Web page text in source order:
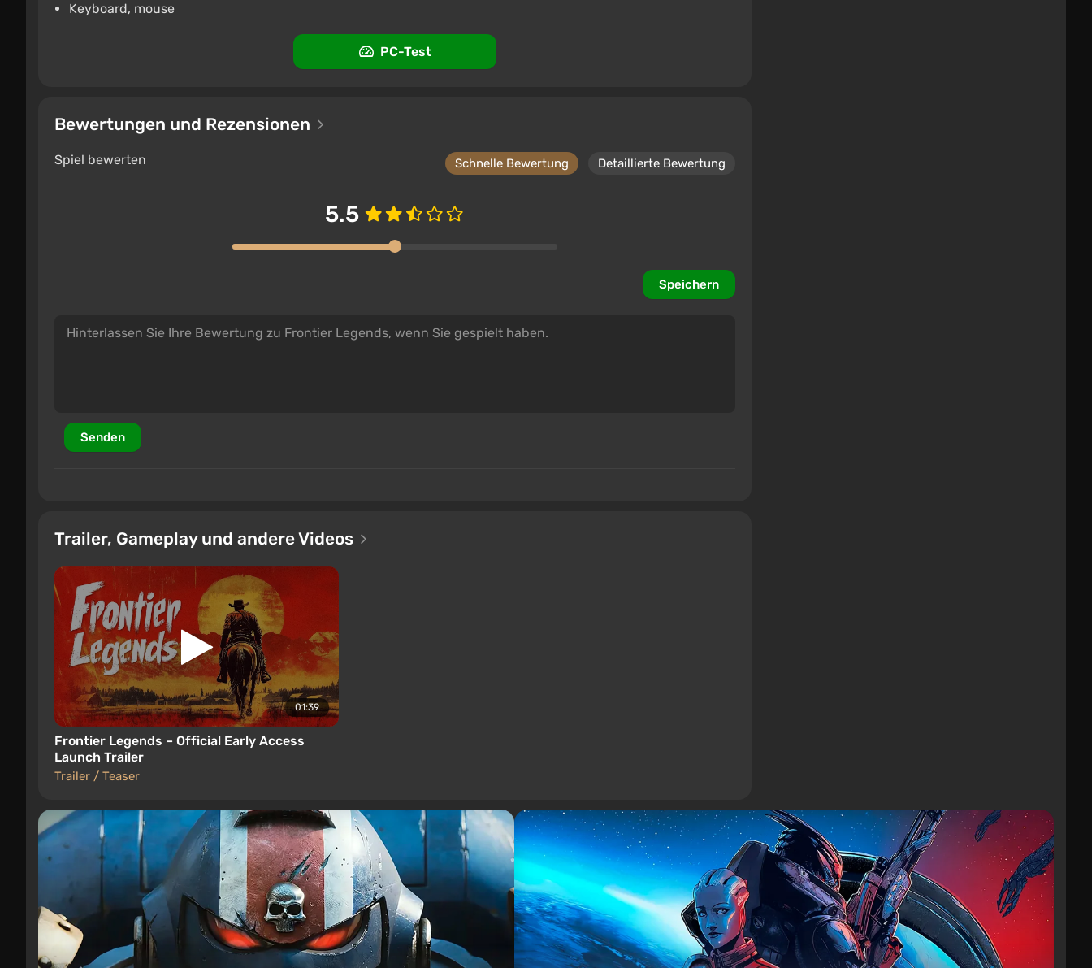
Keyboard, mouse
PC-Test
Bewertungen und Rezensionen
Spiel bewerten Schnelle Bewertung Detaillierte Bewertung
5.5
Speichern
Senden
Trailer, Gameplay und andere Videos
01:39
Frontier Legends – Official Early Access
Launch Trailer
Trailer / Teaser